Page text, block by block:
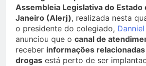
Assembleia Legislativa do Estado
Janeiro (Alerj), realizada nesta
o presidente do colegiado,
anunciou que o canal de
receber informações
drogas está perto de ser